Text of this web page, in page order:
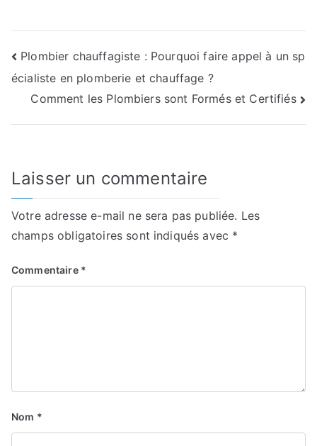
Navigation
de
l’article
Plombier chauffagiste : Pourquoi faire appel à un sp
écialiste en plomberie et chauffage ?
Comment les Plombiers sont Formés et Certifiés
Laisser un commentaire
Votre adresse e-mail ne sera pas publiée. Les
champs obligatoires sont indiqués avec *
Commentaire *
Nom *